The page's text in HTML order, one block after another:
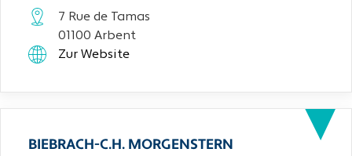
7 Rue de Tamas
01100 Arbent
Zur Website
BIEBRACH-C.H. MORGENSTERN